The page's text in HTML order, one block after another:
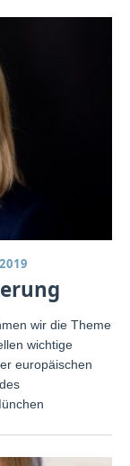
wir die Themen
wichtige
europäischen